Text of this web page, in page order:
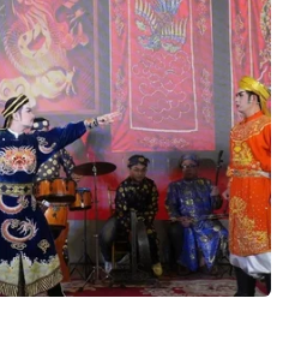
cơ MiG 29K tới khu
của Nga sẽ tới khu vực
mùa Thu tới, mang theo
chiến đấu cơ MiG-